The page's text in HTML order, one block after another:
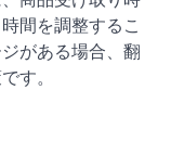
間を調整するこ
がある場合、翻
す。